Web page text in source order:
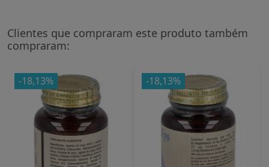
Clientes que compraram este produto também
compraram:
-18,13% -18,13%